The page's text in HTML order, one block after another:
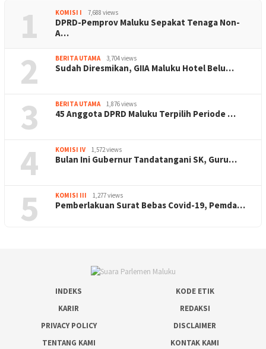
1 KOMISI I 7,688 views
DPRD-Pemprov Maluku Sepakat Tenaga Non-
A…
2 BERITA UTAMA 3,704 views
Sudah Diresmikan, GIIA Maluku Hotel Belu…
3 BERITA UTAMA 1,876 views
45 Anggota DPRD Maluku Terpilih Periode …
4 KOMISI IV 1,572 views
Bulan Ini Gubernur Tandatangani SK, Guru…
5 KOMISI III 1,277 views
Pemberlakuan Surat Bebas Covid-19, Pemda…
INDEKS
KODE ETIK
KARIR
REDAKSI
PRIVACY POLICY
DISCLAIMER
TENTANG KAMI
KONTAK KAMI